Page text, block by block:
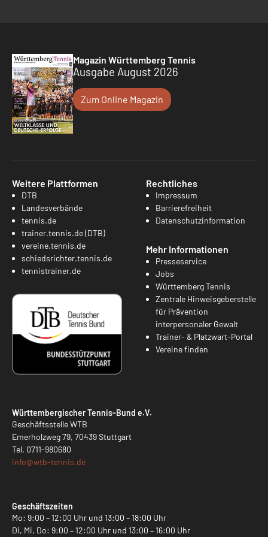
Magazin Württemberg Tennis
Ausgabe August 2026
Zum Online Magazin
Weitere Plattformen
DTB
Landesverbände
tennis.de
trainer.tennis.de (DTB)
vereine.tennis.de
schiedsrichter.tennis.de
tennistrainer.de
Rechtliches
Impressum
Barrierefreiheit
Datenschutzinformation
Mehr Informationen
Presseservice
Jobs
Württemberg Tennis
Zentrale Hinweisgeberstelle
für Prävention
interpersonaler Gewalt
Trainer- & Platzwart-Portal
Vereine finden
Württembergischer Tennis-Bund e.V.
Geschäftsstelle WTB
Emerholzweg 79, 70439 Stuttgart
Tel. 0711-980680
info@wtb-tennis.de
Geschäftszeiten
Mo: 9:00 – 12:00 Uhr und 13:00 – 18:00 Uhr
Di, Mi, Do: 9:00 – 12:00 Uhr und 13:00 – 16:00 Uhr